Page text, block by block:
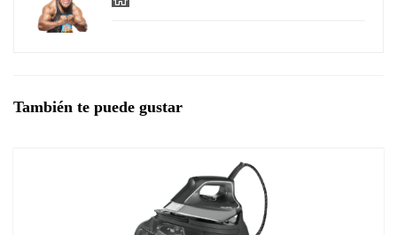
También te puede gustar